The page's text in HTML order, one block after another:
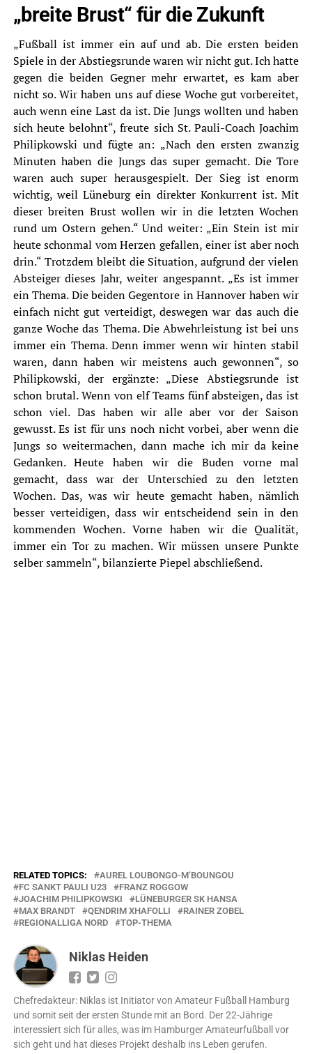
„breite Brust“ für die Zukunft
„Fußball ist immer ein auf und ab. Die ersten beiden
Spiele in der Abstiegsrunde waren wir nicht gut. Ich hatte
gegen die beiden Gegner mehr erwartet, es kam aber
nicht so. Wir haben uns auf diese Woche gut vorbereitet,
auch wenn eine Last da ist. Die Jungs wollten und haben
sich heute belohnt“, freute sich St. Pauli-Coach Joachim
Philipkowski und fügte an: „Nach den ersten zwanzig
Minuten haben die Jungs das super gemacht. Die Tore
waren auch super herausgespielt. Der Sieg ist enorm
wichtig, weil Lüneburg ein direkter Konkurrent ist. Mit
dieser breiten Brust wollen wir in die letzten Wochen
rund um Ostern gehen.“ Und weiter: „Ein Stein ist mir
heute schonmal vom Herzen gefallen, einer ist aber noch
drin.“ Trotzdem bleibt die Situation, aufgrund der vielen
Absteiger dieses Jahr, weiter angespannt. „Es ist immer
ein Thema. Die beiden Gegentore in Hannover haben wir
einfach nicht gut verteidigt, deswegen war das auch die
ganze Woche das Thema. Die Abwehrleistung ist bei uns
immer ein Thema. Denn immer wenn wir hinten stabil
waren, dann haben wir meistens auch gewonnen“, so
Philipkowski, der ergänzte: „Diese Abstiegsrunde ist
schon brutal. Wenn von elf Teams fünf absteigen, das ist
schon viel. Das haben wir alle aber vor der Saison
gewusst. Es ist für uns noch nicht vorbei, aber wenn die
Jungs so weitermachen, dann mache ich mir da keine
Gedanken. Heute haben wir die Buden vorne mal
gemacht, dass war der Unterschied zu den letzten
Wochen. Das, was wir heute gemacht haben, nämlich
besser verteidigen, dass wir entscheidend sein in den
kommenden Wochen. Vorne haben wir die Qualität,
immer ein Tor zu machen. Wir müssen unsere Punkte
selber sammeln“, bilanzierte Piepel abschließend.
RELATED TOPICS:
AUREL LOUBONGO-M‘BOUNGOU
FC SANKT PAULI U23
FRANZ ROGGOW
JOACHIM PHILIPKOWSKI
LÜNEBURGER SK HANSA
MAX BRANDT
QENDRIM XHAFOLLI
RAINER ZOBEL
REGIONALLIGA NORD
TOP-THEMA
Niklas Heiden
Chefredakteur: Niklas ist Initiator von Amateur Fußball Hamburg
und somit seit der ersten Stunde mit an Bord. Der 22-Jährige
interessiert sich für alles, was im Hamburger Amateurfußball vor
sich geht und hat dieses Projekt deshalb ins Leben gerufen.